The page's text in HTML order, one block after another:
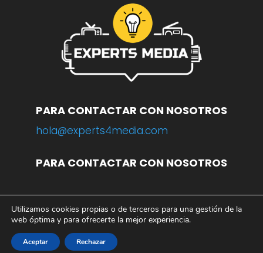
PARA CONTACTAR CON NOSOTROS
hola@experts4media.com
PARA CONTACTAR CON NOSOTROS
© 2023 WEBwww.experts4media.com
AVISO LEGAL|POLÍTICA DE PRIVACIDAD
Utilizamos cookies propias o de terceros para una gestión de la
web óptima y para ofrecerte la mejor experiencia.
Aceptar Rechazar